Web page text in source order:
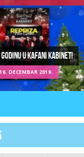
godinu u kafani Kabinet!
DECEMBAR 2019.